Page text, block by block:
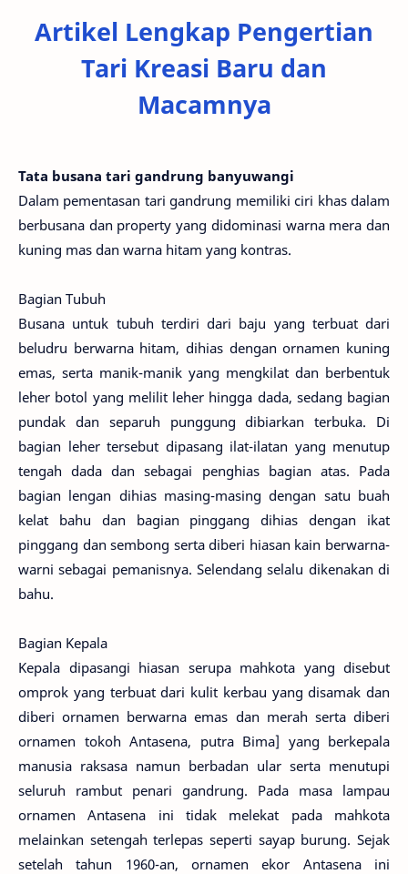
Artikel Lengkap Pengertian
Tari Kreasi Baru dan
Macamnya
Tata busana tari gandrung banyuwangi
Dalam pementasan tari gandrung memiliki ciri khas dalam
berbusana dan property yang didominasi warna mera dan
kuning mas dan warna hitam yang kontras.
Bagian Tubuh
Busana untuk tubuh terdiri dari baju yang terbuat dari
beludru berwarna hitam, dihias dengan ornamen kuning
emas, serta manik-manik yang mengkilat dan berbentuk
leher botol yang melilit leher hingga dada, sedang bagian
pundak dan separuh punggung dibiarkan terbuka. Di
bagian leher tersebut dipasang ilat-ilatan yang menutup
tengah dada dan sebagai penghias bagian atas. Pada
bagian lengan dihias masing-masing dengan satu buah
kelat bahu dan bagian pinggang dihias dengan ikat
pinggang dan sembong serta diberi hiasan kain berwarna-
warni sebagai pemanisnya. Selendang selalu dikenakan di
bahu.
Bagian Kepala
Kepala dipasangi hiasan serupa mahkota yang disebut
omprok yang terbuat dari kulit kerbau yang disamak dan
diberi ornamen berwarna emas dan merah serta diberi
ornamen tokoh Antasena, putra Bima] yang berkepala
manusia raksasa namun berbadan ular serta menutupi
seluruh rambut penari gandrung. Pada masa lampau
ornamen Antasena ini tidak melekat pada mahkota
melainkan setengah terlepas seperti sayap burung. Sejak
setelah tahun 1960-an, ornamen ekor Antasena ini